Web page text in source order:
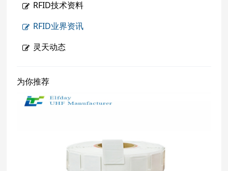
RFID技术资料
RFID业界资讯
灵天动态
为你推荐